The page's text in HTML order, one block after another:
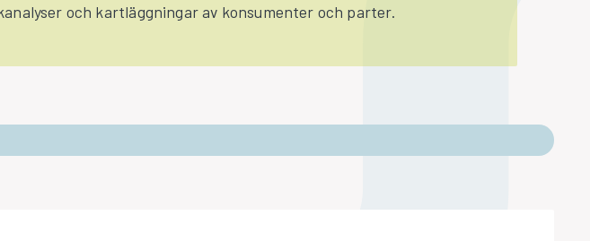
och kartläggningar av konsumenter och parter.